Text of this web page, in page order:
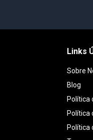
Links
Sobre
Blog
Política
Política
Política